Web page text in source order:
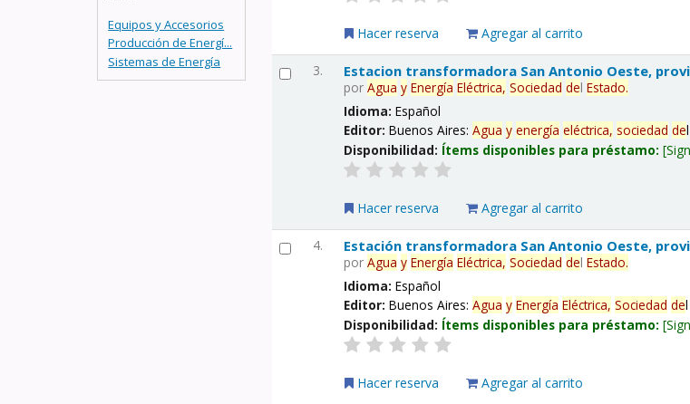
Equipos y Accesorios
Producción de Energí...
Sistemas de Energía
Hacer reserva Agregar al carrito
3. Estacion transformadora San Antonio Oeste,
porAgua y Energía Eléctrica, Sociedad delEstado.
Idioma:Español
Editor:Buenos Aires:Agua y energía eléctrica, sociedad de
Disponibilidad: Ítems disponibles para préstamo:
Hacer reserva Agregar al carrito
4. Estación transformadora San Antonio Oeste,
porAgua y Energía Eléctrica, Sociedad delEstado.
Idioma:Español
Editor:Buenos Aires:Agua y Energía Eléctrica, Sociedad de
Disponibilidad: Ítems disponibles para préstamo:
Hacer reserva Agregar al carrito